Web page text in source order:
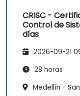
CRISC -
Control de
días
2026-09-21
28 horas
Medellín -